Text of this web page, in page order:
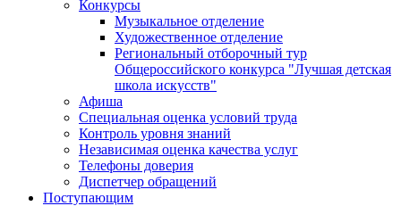
Конкурсы
Музыкальное отделение
Художественное отделение
Региональный отборочный тур
Общероссийского конкурса "Лучшая детская
школа искусств"
Афиша
Специальная оценка условий труда
Контроль уровня знаний
Независимая оценка качества услуг
Телефоны доверия
Диспетчер обращений
Поступающим